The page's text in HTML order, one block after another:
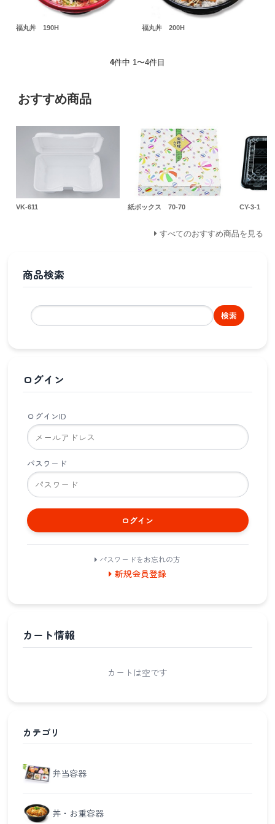
福丸丼 190H 福丸丼 200H
4件中 1〜4件目
おすすめ商品
VK-611 紙ボックス 70-70 CY-3-1
すべてのおすすめ商品を見る
商品検索
検索
ログイン
ログインID
パスワード
ログイン
パスワードをお忘れの方
新規会員登録
カート情報
カートは空です
カテゴリ
弁当容器
丼・お重容器